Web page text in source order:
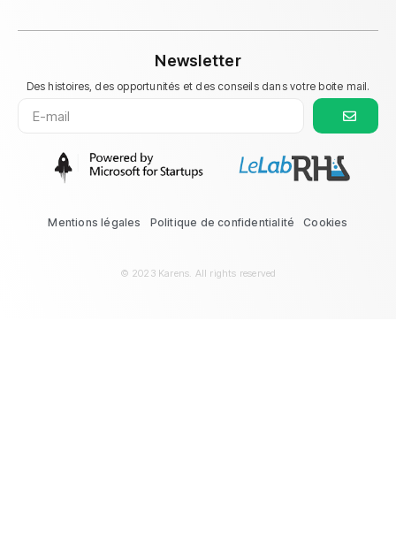
Newsletter
Des histoires, des opportunités et des conseils dans votre boite mail.
Mentions légales Politique de confidentialité Cookies
© 2023 Karens. All rights reserved